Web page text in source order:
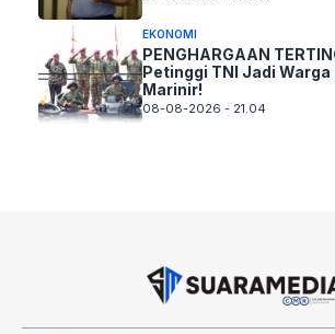
EKONOMI
PENGHARGAAN
Petinggi TNI Jadi
Marinir!
08-08-2026 - 21.04